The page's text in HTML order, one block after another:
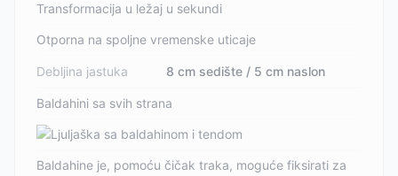
Transformacija u ležaj u sekundi
Otporna na spoljne vremenske uticaje
Debljina jastuka 8 cm sedište / 5 cm naslon
Baldahini sa svih strana
Baldahine je, pomoću čičak traka, moguće fiksirati za